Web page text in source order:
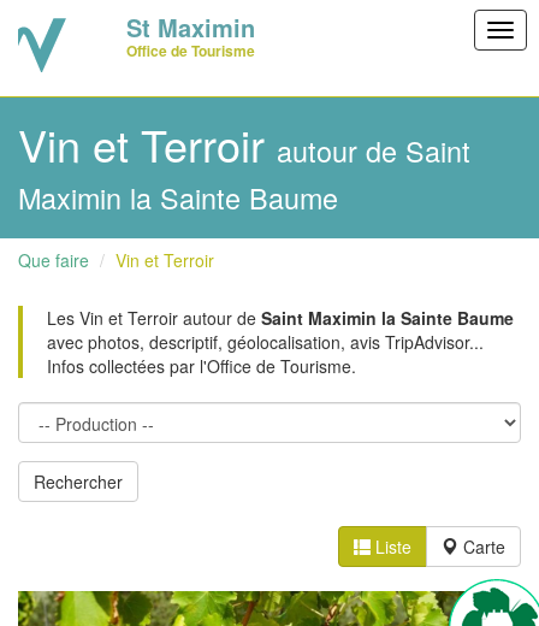
St Maximin
Office de Tourisme
Vin et Terroir autour de Saint
Maximin la Sainte Baume
Que faire Vin et Terroir
Les Vin et Terroir autour de Saint Maximin la Sainte Baume
avec photos, descriptif, géolocalisation, avis TripAdvisor...
Infos collectées par l'Office de Tourisme.
Liste Carte